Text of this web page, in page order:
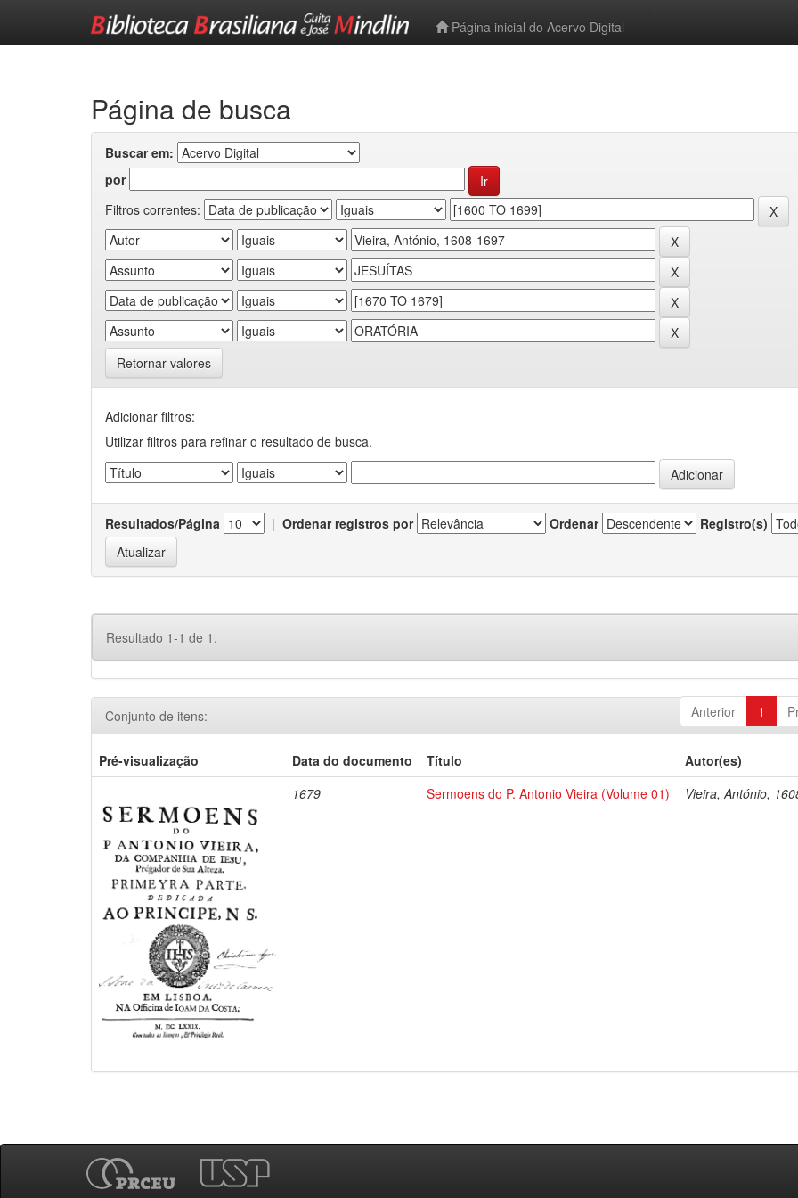
Página inicial do Acervo Digital
Página de busca
Buscar em:
por
Filtros correntes:
Retornar valores
Adicionar filtros:
Utilizar filtros para refinar o resultado de busca.
Resultados/Página | Ordenar registros por Ordenar Registro(s)
Resultado 1-1 de 1.
Anterior 1
Conjunto de itens:
Pré-visualização Data do documento Título
Autor(es)
1679
Sermoens do P. Antonio Vieira (Volume 01) Vieira, António,